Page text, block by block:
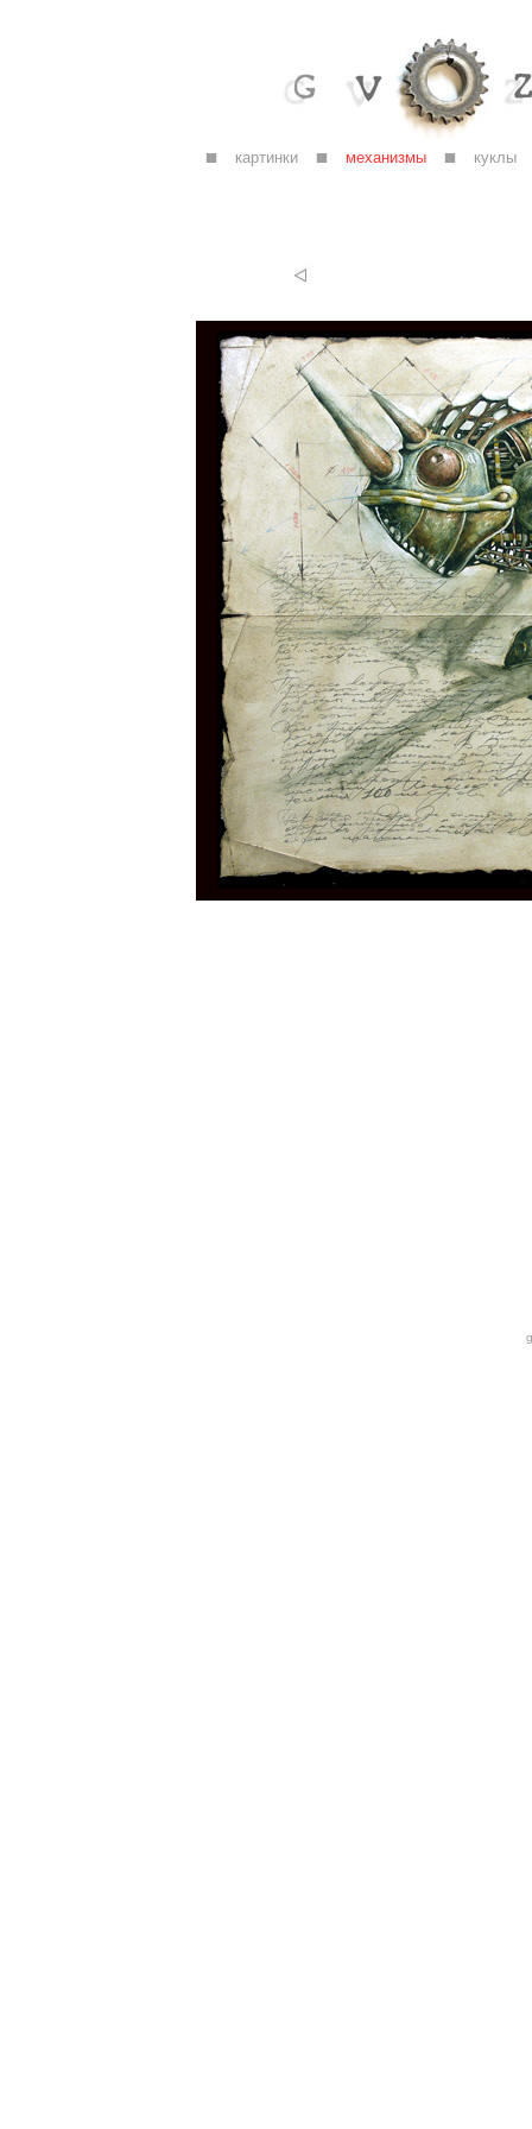
картинки механизмы куклы